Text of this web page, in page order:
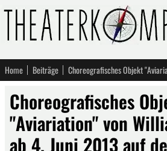
Home Beiträge
Choreografisches
"Aviariation" von
ab 4. Juni 2013 auf